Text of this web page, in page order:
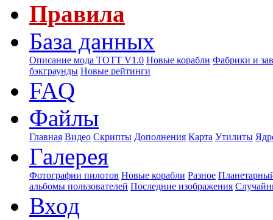
Правила
База данных
Описание мода ТОТТ V1.0 Новые корабли Фабрики и
бэкграунды Новые рейтинги
FAQ
Файлы
Главная Видео Скрипты Дополнения Карта Утилиты
Галерея
Фотографии пилотов Новые корабли Разное
альбомы пользователей Последние изображения
Вход